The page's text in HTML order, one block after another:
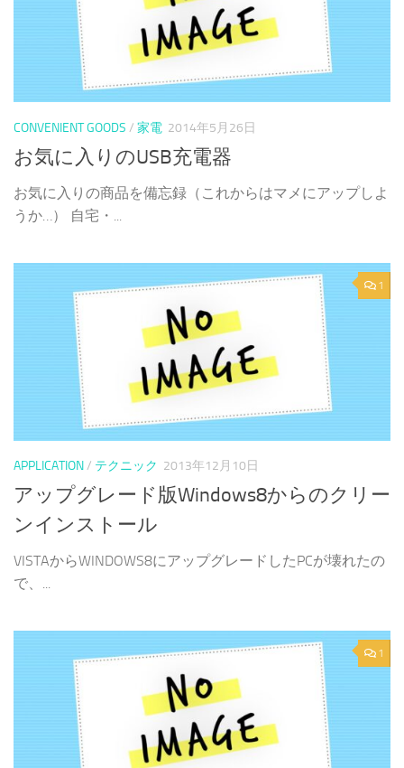
CONVENIENT GOODS / 家電 2014年5月26日
お気に入りのUSB充電器
お気に入りの商品を備忘録（これからはマメにアップしよ
うか…） 自宅・...
1
APPLICATION/ テクニック 2013年12月10日
アップグレード版Windows8からのクリー
ンインストール
VISTAからWINDOWS8にアップグレードしたPCが壊れたの
で、...
1